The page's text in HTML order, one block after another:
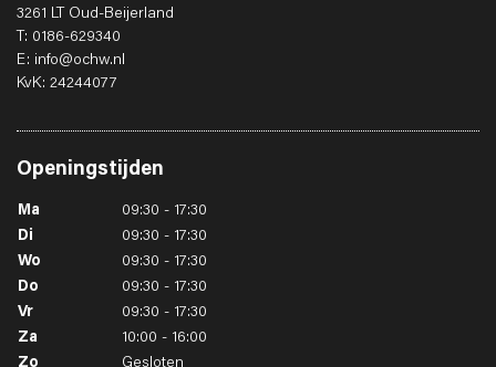
3261 LT Oud-Beijerland
T: 0186-629340
E: info@ochw.nl
KvK: 24244077
Openingstijden
Ma
09:30 - 17:30
Di
09:30 - 17:30
Wo
09:30 - 17:30
Do
09:30 - 17:30
Vr
09:30 - 17:30
Za
10:00 - 16:00
Zo
Gesloten